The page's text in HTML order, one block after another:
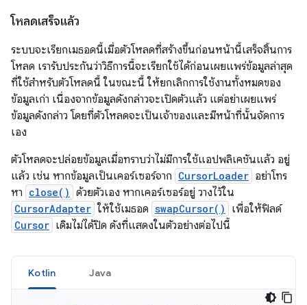
โหลดเสร็จแล้ว
ระบบจะเรียกเมธอดนี้เมื่อตัวโหลดที่สร้างขึ้นก่อนหน้านี้เสร็จสิ้นการ
โหลด เรารับประกันว่าวิธีการนี้จะเรียกใช้ได้ก่อนเผยแพร่ข้อมูลล่าสุด
ที่ใช้สำหรับตัวโหลดนี้ ในขณะนี้ ให้ยกเลิกการใช้งานทั้งหมดของ
ข้อมูลเก่า เนื่องจากข้อมูลดังกล่าวจะเปิดตัวแล้ว แต่อย่าเผยแพร่
ข้อมูลดังกล่าว โดยที่ตัวโหลดจะเป็นเจ้าของและมีหน้าที่นั้นจัดการ
เอง
ตัวโหลดจะปล่อยข้อมูลเมื่อทราบว่าไม่มีการใช้แอปพลิเคชันแล้ว อยู่
แล้ว เช่น หากข้อมูลเป็นเคอร์เซอร์จาก CursorLoader อย่าโทร
หา close() ด้วยตัวเอง หากเคอร์เซอร์อยู่ วางไว้ใน
CursorAdapter ให้ใช้เมธอด swapCursor() เพื่อให้ฟิลด์
Cursor เดิมไม่ได้ปิด ดังที่แสดงในตัวอย่างต่อไปนี้
Kotlin Java